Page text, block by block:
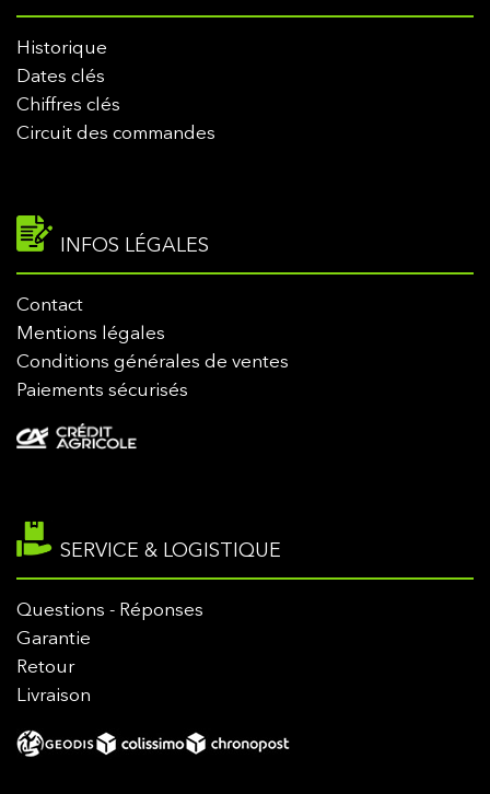
Historique
Dates clés
Chiffres clés
Circuit des commandes
INFOS LÉGALES
Contact
Mentions légales
Conditions générales de ventes
Paiements sécurisés
SERVICE & LOGISTIQUE
Questions - Réponses
Garantie
Retour
Livraison